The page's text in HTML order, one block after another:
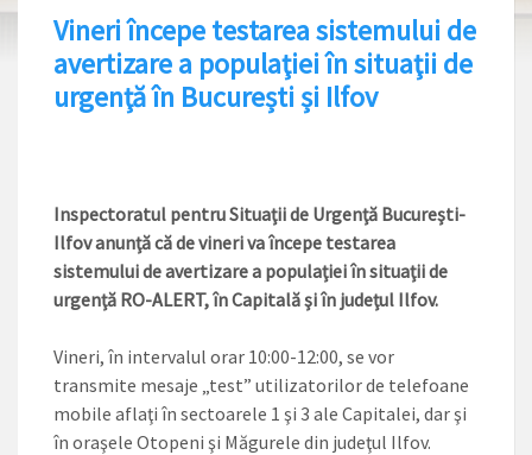
Vineri începe testarea sistemului de
avertizare a populaţiei în situaţii de
urgenţă în București și Ilfov
Inspectoratul pentru Situaţii de Urgenţă Bucureşti-
Ilfov anunţă că de vineri va începe testarea
sistemului de avertizare a populaţiei în situaţii de
urgenţă RO-ALERT, în Capitală şi în judeţul Ilfov.
Vineri, în intervalul orar 10:00-12:00, se vor
transmite mesaje „test” utilizatorilor de telefoane
mobile aflaţi în sectoarele 1 şi 3 ale Capitalei, dar şi
în oraşele Otopeni şi Măgurele din judeţul Ilfov.